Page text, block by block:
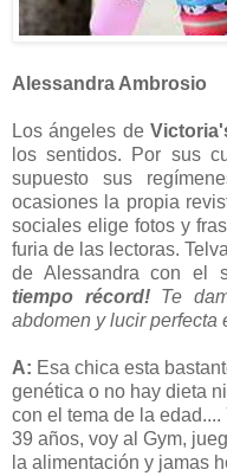
Alessandra Ambrosio
Los ángeles de
los sentidos. Por sus
supuesto sus
ocasiones la propia
sociales elige fotos y
furia de las lectoras.
de Alessandra con el
tiempo récord!Te
abdomen y lucir perfecta
A: Esa chica esta
genética o no hay dieta
con el tema de la
39 años, voy al Gym,
la alimentación y jamas